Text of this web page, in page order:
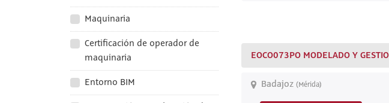
Maquinaria
Certificación de operador de
maquinaria
Entorno BIM
EOCO073PO MODELADO Y
Badajoz (Mérida)